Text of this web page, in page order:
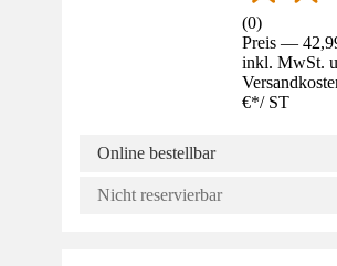
(0)
Preis —
inkl. MwSt.
€*/ ST
Online bestellbar
Nicht reservierbar